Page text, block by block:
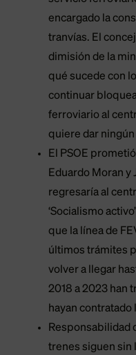
encargado la
tranvías. El
dimisión de la
qué sucede con
continuar
ferroviario al
quiere dar
El PSOE
Eduardo Moran y
regresaría al
‘Socialismo
que la línea de
últimos trámites
volver a llegar
2018 a 2023 han
hayan
Responsabilidad
trenes siguen sin